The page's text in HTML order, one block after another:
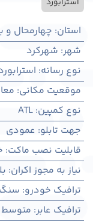
استان: چهارمحال و
شهر: شهركرد
نوع رسانه:
موقعیت مکانی:
نوع کمپین:
ATL
جهت تابلو: عمودی
قابلیت نصب ماکت:
نیاز به مجوز اکران:
ترافیک خودرو:
ترافیک عابر: متوسط